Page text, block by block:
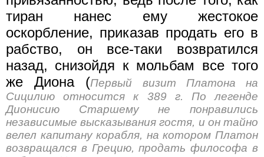
тиран нанес ему жестокое
оскорбление, приказав продать его в
рабство, он все-таки возвратился
назад, снизойдя к мольбам все того
же Диона (Первый визит Платона на
Сицилию относится к 389 г. По легенде
Дионисию Старшему не понравились
независимые высказывания гостя, и он тайно
велел капитану корабля, на котором Платон
возвращался в Грецию, продать философа в